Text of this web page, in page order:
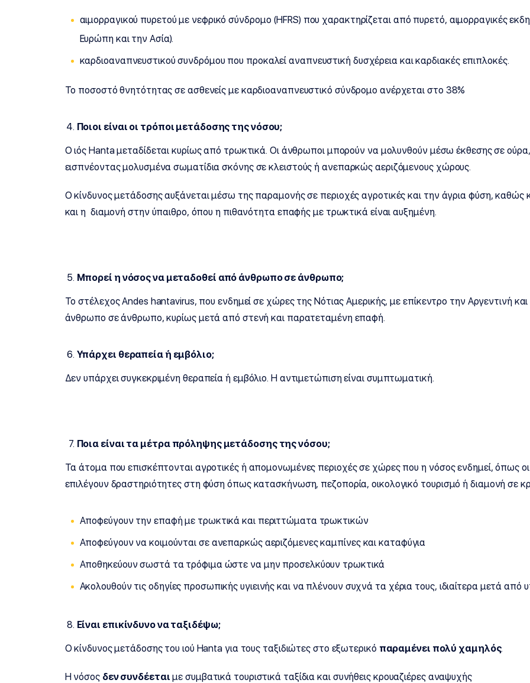
αιμορραγικού πυρετού με νεφρικό σύνδρομο (HFRS) που χαρακτηρίζεται από πυρετό, αιμορραγικές
Ευρώπη και την Ασία).
καρδιοαναπνευστικού συνδρόμου που προκαλεί αναπνευστική δυσχέρεια και καρδιακές επιπλοκές.
Το ποσοστό θνητότητας σε ασθενείς με καρδιοαναπνευστικό σύνδρομο ανέρχεται στο 38%
Ποιοι είναι οι τρόποι μετάδοσης της νόσου;
Ο ιός Hanta μεταδίδεται κυρίως από τρωκτικά. Οι άνθρωποι μπορούν να μολυνθούν μέσω έκθεσης σε
εισπνέοντας μολυσμένα σωματίδια σκόνης σε κλειστούς ή ανεπαρκώς αεριζόμενους χώρους.
Ο κίνδυνος μετάδοσης αυξάνεται μέσω της παραμονής σε περιοχές αγροτικές και την άγρια φύση,
και η διαμονή στην ύπαιθρο, όπου η πιθανότητα επαφής με τρωκτικά είναι αυξημένη.
Μπορεί η νόσος να μεταδοθεί από άνθρωπο σε άνθρωπο;
Το στέλεχος Andes hantavirus, που ενδημεί σε χώρες της Νότιας Αμερικής, με επίκεντρο την Αργεντινή και
άνθρωπο σε άνθρωπο, κυρίως μετά από στενή και παρατεταμένη επαφή.
Υπάρχει θεραπεία ή εμβόλιο;
Δεν υπάρχει συγκεκριμένη θεραπεία ή εμβόλιο. Η αντιμετώπιση είναι συμπτωματική.
Ποια είναι τα μέτρα πρόληψης μετάδοσης της νόσου;
Τα άτομα που επισκέπτονται αγροτικές ή απομονωμένες περιοχές σε χώρες που η νόσος ενδημεί, όπως
επιλέγουν δραστηριότητες στη φύση όπως κατασκήνωση, πεζοπορία, οικολογικό τουρισμό ή διαμονή σε
Αποφεύγουν την επαφή με τρωκτικά και περιττώματα τρωκτικών
Αποφεύγουν να κοιμούνται σε ανεπαρκώς αεριζόμενες καμπίνες και καταφύγια
Αποθηκεύουν σωστά τα τρόφιμα ώστε να μην προσελκύουν τρωκτικά
Ακολουθούν τις οδηγίες προσωπικής υγιεινής και να πλένουν συχνά τα χέρια τους, ιδιαίτερα μετά από
Είναι επικίνδυνο να ταξιδέψω;
Ο κίνδυνος μετάδοσης του ιού Hanta για τους ταξιδιώτες στο εξωτερικό παραμένει πολύ χαμηλός.
Η νόσος δεν συνδέεται με συμβατικά τουριστικά ταξίδια και συνήθεις κρουαζιέρες αναψυχής